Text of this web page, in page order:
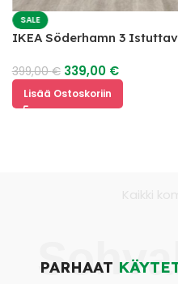
SALE
IKEA Söderhamn 3
399,00€ 339,00 €
Lisää Ostoskoriin
PARHAAT